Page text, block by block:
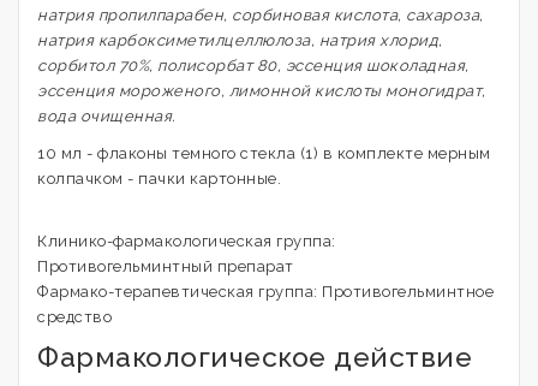
натрия пропилпарабен, сорбиновая кислота, сахароза,
натрия карбоксиметилцеллюлоза, натрия хлорид,
сорбитол 70%, полисорбат 80, эссенция шоколадная,
эссенция мороженого, лимонной кислоты моногидрат,
вода очищенная.
10 мл - флаконы темного стекла (1) в комплекте мерным
колпачком - пачки картонные.
Клинико-фармакологическая группа:
Противогельминтный препарат
Фармако-терапевтическая группа: Противогельминтное
средство
Фармакологическое действие